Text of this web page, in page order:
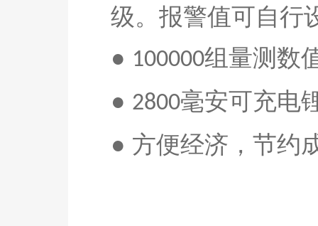
级。报警值可自行
● 100000组量测数
● 2800毫安可充电
● 方便经济，节约